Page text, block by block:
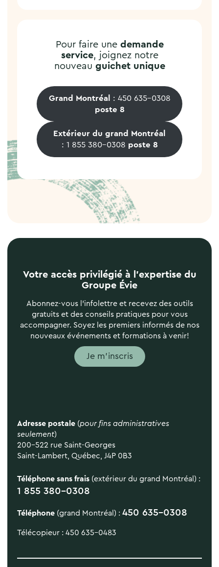
Pour faire une demande
service, joignez notre
nouveau guichet unique
Grand Montréal
: 450 635-0308
poste 8
Extérieur du grand Montréal
: 1 855 380-0308 poste 8
Adresse postale (pour fins administratives
seulement)
200-522 rue Saint-Georges
Saint-Lambert, Québec, J4P 0B3
Téléphone sans frais (extérieur du grand Montréal) :
1 855 380-0308
Téléphone (grand Montréal) : 450 635-0308
Télécopieur : 450 635-0483
Votre accès privilégié à l’expertise du
Groupe Évie
Abonnez-vous l’infolettre et recevez des outils
gratuits et des conseils pratiques pour vous
accompagner. Soyez les premiers informés de nos
nouveaux événements et formations à venir!
Je m'inscris